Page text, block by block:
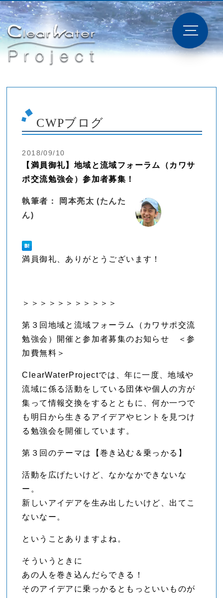
CWPブログ
2018/09/10
【満員御礼】地域と流域フォーラム（カワサ
ポ交流勉強会）参加者募集！
執筆者： 岡本亮太 (たんた
ん)
満員御礼、ありがとうございます！
＞＞＞＞＞＞＞＞＞＞＞
第３回地域と流域フォーラム（カワサポ交流
勉強会）開催と参加者募集のお知らせ ＜参
加費無料＞
ClearWaterProjectでは、年に一度、地域や
流域に係る活動をしている団体や個人の方が
集って情報交換をするとともに、何か一つで
も明日から生きるアイデアやヒントを見つけ
る勉強会を開催しています。
第３回のテーマは【巻き込む＆乗っかる】
活動を広げたいけど、なかなかできないな
ー。
新しいアイデアを生み出したいけど、出てこ
ないなー。
ということありますよね。
そういうときに
あの人を巻き込んだらできる！
そのアイデアに乗っかるともっといいものが